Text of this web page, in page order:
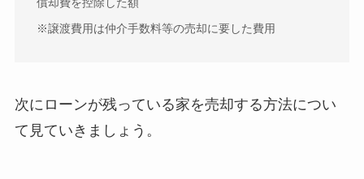
※譲渡費用は仲介手数料等の売却に要した費用
次にローンが残っている家を売却する方法につい
て見ていきましょう。